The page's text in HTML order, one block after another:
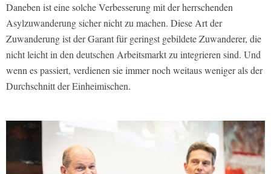
Daneben ist eine solche Verbesserung mit der herrschenden
Asylzuwanderung sicher nicht zu machen. Diese Art der
Zuwanderung ist der Garant für geringst gebildete Zuwanderer, die
nicht leicht in den deutschen Arbeitsmarkt zu integrieren sind. Und
wenn es passiert, verdienen sie immer noch weitaus weniger als der
Durchschnitt der Einheimischen.